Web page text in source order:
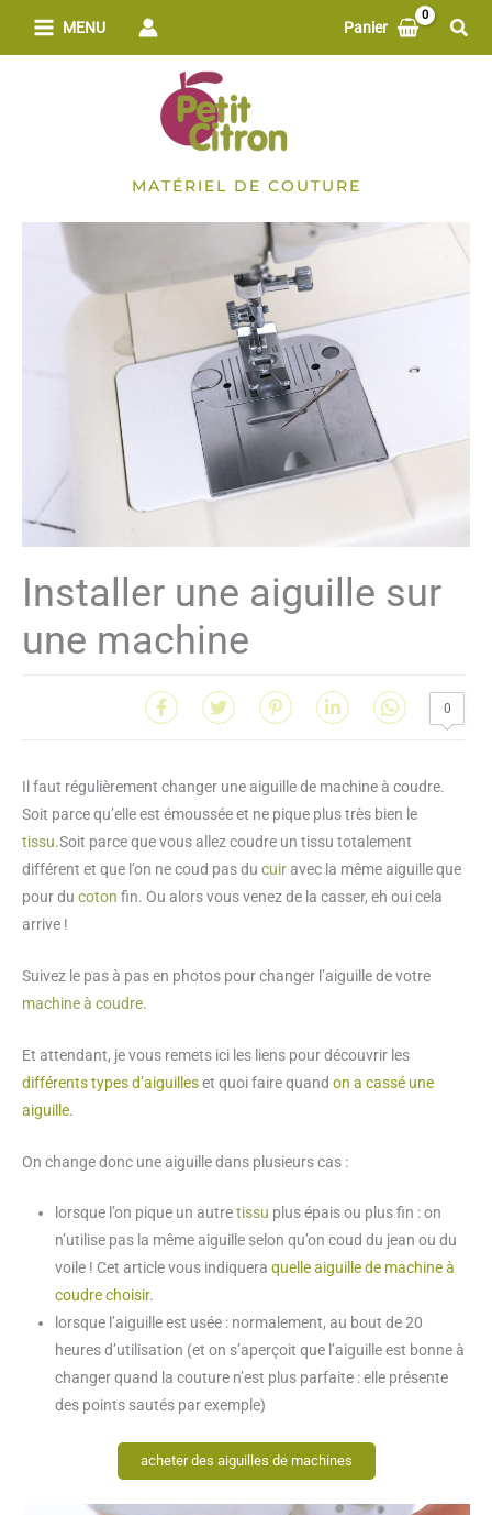
MENU Panier
MATÉRIEL DE COUTURE
Installer une aiguille sur
une machine
0
Il faut régulièrement changer une aiguille de machine à coudre.
Soit parce qu’elle est émoussée et ne pique plus très bien le
tissu.Soit parce que vous allez coudre un tissu totalement
différent et que l’on ne coud pas du cuiravec la même aiguille que
pour du coton fin. Ou alors vous venez de la casser, eh oui cela
arrive !
Suivez le pas à pas en photos pour changer l’aiguille de votre
machine à coudre.
Et attendant, je vous remets ici les liens pour découvrir les
différents types d’aiguilleset quoi faire quand on a cassé une
aiguille.
On change donc une aiguille dans plusieurs cas :
lorsque l’on pique un autretissu plus épais ou plus fin : on
n’utilise pas la même aiguille selon qu’on coud du jean ou du
voile ! Cet article vous indiquera quelle aiguille de machine à
coudre choisir.
lorsque l’aiguille est usée : normalement, au bout de 20
heures d’utilisation (et on s’aperçoit que l’aiguille est bonne à
changer quand la couture n’est plus parfaite : elle présente
des points sautés par exemple)
acheter des aiguilles de machines